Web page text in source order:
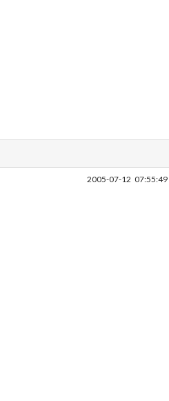
2005-07-12 07:55:49